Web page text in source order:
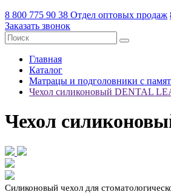
8 800 775 90 38 Отдел оптовых продаж
Заказать звонок
Главная
Каталог
Матрацы и подголовники с
Чехол силиконовый DENTAL
Чехол
Силиконовый чехол для